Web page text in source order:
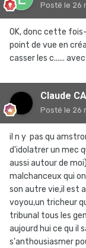
Posté le 26
OK, donc cette
point de vue en
casser les c......
Claude
Posté le 26
il n y pas qu
d'idolatrer un mec
aussi autour de
malchanceux qui
son autre vie,il est
voyou,un tricheur
tribunal tous les
aujourd hui ce qu il
s'anthousiasmer